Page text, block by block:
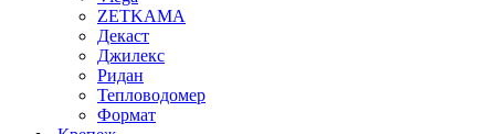
ZETKAMA
Декаст
Джилекс
Ридан
Тепловодомер
Формат